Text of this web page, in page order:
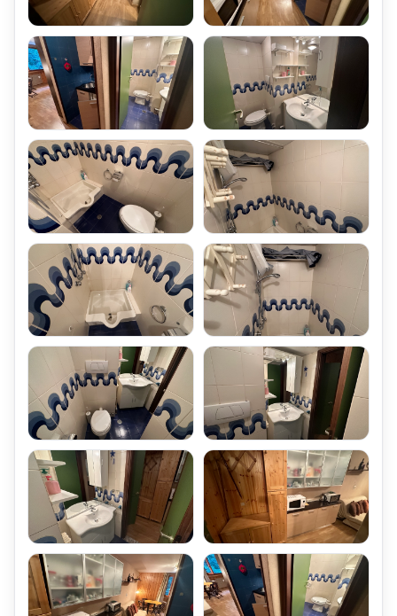
è presente un Locale Cantina, corredato di Armadi Ripostiglio,
di uso comune
Il Ripostiglio è attrezzato con armadietti portasci assegnati,
chiusi con le relative porte in Ferro;
All'interno del Condominio è presente un Piccolo Locale
Lavanderia di uso comune,
attrezzato con Lavatrice e Macchina Asciugante da 15 Kg.
Nel Locale Lavanderia si trova anche un Bagno, attrezzato con
Doccia.